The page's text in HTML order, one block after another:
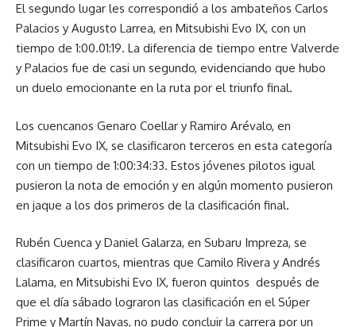
El segundo lugar les correspondió a los ambateños Carlos
Palacios y Augusto Larrea, en Mitsubishi Evo IX, con un
tiempo de 1:00.01:19. La diferencia de tiempo entre Valverde
y Palacios fue de casi un segundo, evidenciando que hubo
un duelo emocionante en la ruta por el triunfo final.
Los cuencanos Genaro Coellar y Ramiro Arévalo, en
Mitsubishi Evo IX, se clasificaron terceros en esta categoría
con un tiempo de 1:00:34:33. Estos jóvenes pilotos igual
pusieron la nota de emoción y en algún momento pusieron
en jaque a los dos primeros de la clasificación final.
Rubén Cuenca y Daniel Galarza, en Subaru Impreza, se
clasificaron cuartos, mientras que Camilo Rivera y Andrés
Lalama, en Mitsubishi Evo IX, fueron quintos después de
que el día sábado lograron las clasificación en el Súper
Prime y Martín Navas, no pudo concluir la carrera por un